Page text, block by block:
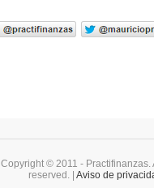
Copyright © 2011 - Practifinanzas.
reserved. | Aviso de